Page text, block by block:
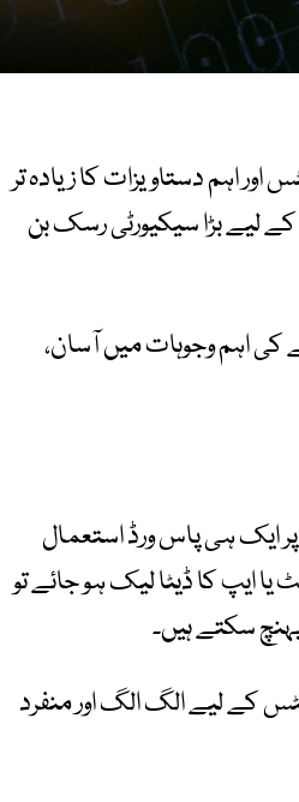
اہم دستاویزات کا زیادہ تر
لیے بڑا سیکیورٹی رسک بن
کی اہم وجوہات میں آسان،
ایک ہی پاس ورڈ استعمال
ایپ کا ڈیٹا لیک ہو جائے تو
سکتے ہیں۔
کے لیے الگ الگ اور منفرد